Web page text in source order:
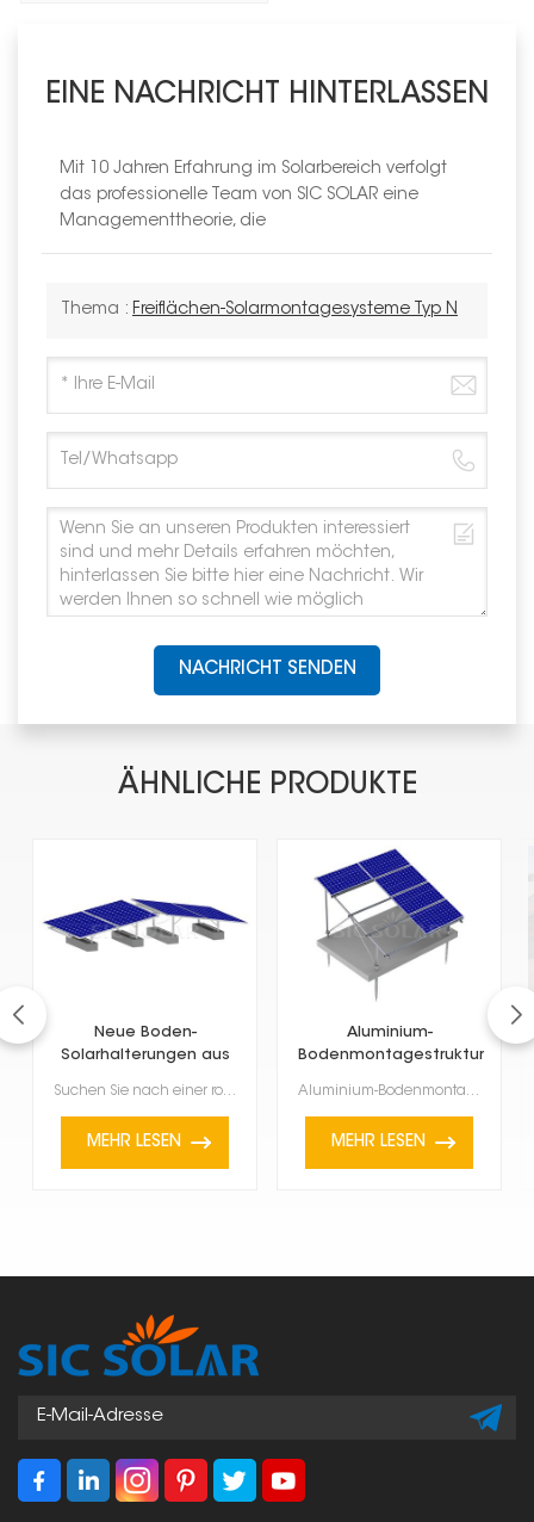
EINE NACHRICHT HINTERLASSEN
Mit 10 Jahren Erfahrung im Solarbereich verfolgt
das professionelle Team von SIC SOLAR eine
Managementtheorie, die
Thema : Freiflächen-Solarmontagesysteme Typ N
NACHRICHT SENDEN
ÄHNLICHE PRODUKTE
Neue Boden-
Solarhalterungen aus
Suchen Sie nach einer robusten, langlebigen und umweltfreundlichen Lösung für Ihre Solaranlage? Unse...
MEHR LESEN
Aluminium-
Bodenmontagestruktur
Aluminium-Bodenmontagekonstruktionen für Solaranlagen sind eine hervorragende Option. Sie sind leich...
MEHR LESEN